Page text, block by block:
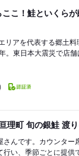
こ！鮭といくら
リアを代表する郷土料
。東日本大震災で店
理町 旬の銀鮭 渡
んです。カウンター
行い、季節ごとに提供